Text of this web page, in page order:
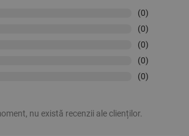
(0)
(0)
(0)
(0)
(0)
nu există recenzii ale clienților.